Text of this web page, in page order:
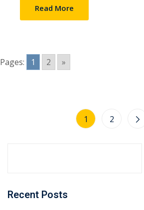
Read More
Pages: 1 2 »
1 2
Recent Posts